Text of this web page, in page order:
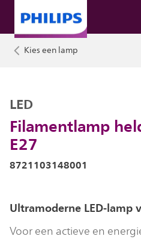
Kies een lamp
Filamentlamp
E27
LED
8721103148001
Ultramoderne LED-lamp
Voor een actieve en